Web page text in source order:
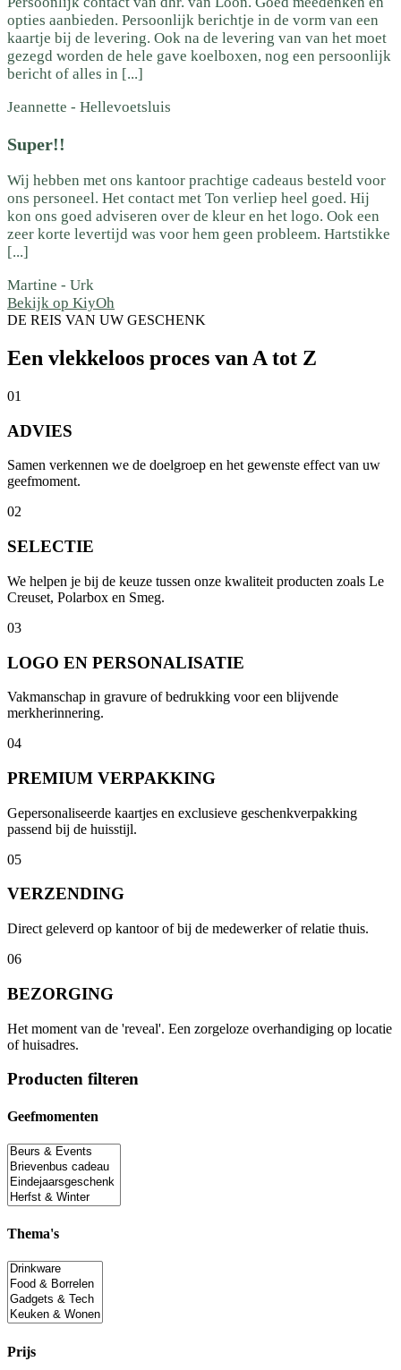
opties aanbieden. Persoonlijk berichtje in de vorm van een
kaartje bij de levering. Ook na de levering van van het moet
gezegd worden de hele gave koelboxen, nog een persoonlijk
bericht of alles in [...]
Jeannette - Hellevoetsluis
Super!!
Wij hebben met ons kantoor prachtige cadeaus besteld voor
ons personeel. Het contact met Ton verliep heel goed. Hij
kon ons goed adviseren over de kleur en het logo. Ook een
zeer korte levertijd was voor hem geen probleem. Hartstikke
[...]
Martine - Urk
Bekijk op KiyOh
DE REIS VAN UW GESCHENK
Een vlekkeloos proces van A tot Z
01
ADVIES
Samen verkennen we de doelgroep en het gewenste effect van uw
geefmoment.
02
SELECTIE
We helpen je bij de keuze tussen onze kwaliteit producten zoals Le
Creuset, Polarbox en Smeg.
03
LOGO EN PERSONALISATIE
Vakmanschap in gravure of bedrukking voor een blijvende
merkherinnering.
04
PREMIUM VERPAKKING
Gepersonaliseerde kaartjes en exclusieve geschenkverpakking
passend bij de huisstijl.
05
VERZENDING
Direct geleverd op kantoor of bij de medewerker of relatie thuis.
06
BEZORGING
Het moment van de 'reveal'. Een zorgeloze overhandiging op locatie
of huisadres.
Producten filteren
Geefmomenten
Thema's
Prijs